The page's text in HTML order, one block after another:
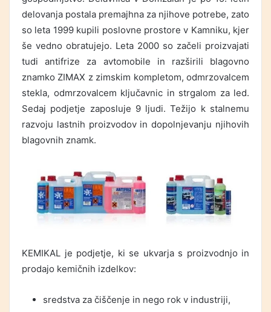
delovanja postala premajhna za njihove potrebe, zato
so leta 1999 kupili poslovne prostore v Kamniku, kjer
še vedno obratujejo. Leta 2000 so začeli proizvajati
tudi antifrize za avtomobile in razširili blagovno
znamko ZIMAX z zimskim kompletom, odmrzovalcem
stekla, odmrzovalcem ključavnic in strgalom za led.
Sedaj podjetje zaposluje 9 ljudi. Težijo k stalnemu
razvoju lastnih proizvodov in dopolnjevanju njihovih
blagovnih znamk.
KEMIKAL je podjetje, ki se ukvarja s proizvodnjo in
prodajo kemičnih izdelkov:
sredstva za čiščenje in nego rok v industriji,